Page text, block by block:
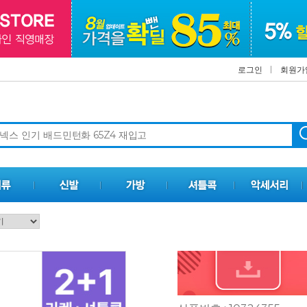
로그인 회원가